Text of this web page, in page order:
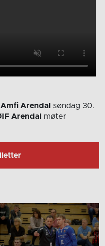
Arendal
søndag 30.
Arendal
møter